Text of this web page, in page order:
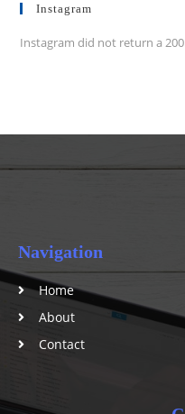
Instagram
Instagram did not return a 200.
Navigation
Home
About
Contact